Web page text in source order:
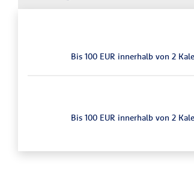
Bis 100 EUR inner­halb von 2
Bis 100 EUR inner­halb von 2